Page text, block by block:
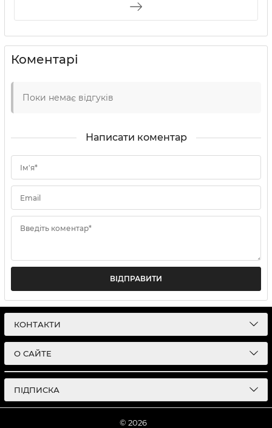
Коментарі
Поки немає відгуків
Написати коментар
Ім'я*
Email
Введіть коментар*
ВІДПРАВИТИ
КОНТАКТИ
О САЙТЕ
ПІДПИСКА
© 2026